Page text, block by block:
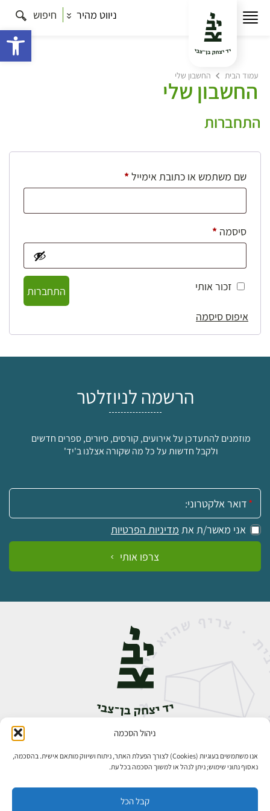
ניהול הסכמה
אנו משתמשים בעוגיות (Cookies) לצורך הפעלת האתר, ניתוח ושיווק מותאם אישית. בהסכמה,
נאסוף נתוני שימוש; ניתן לנהל או למשוך הסכמה בכל עת.
קבל הכל
ניווט מהיר חיפוש
עמוד הבית החשבון שלי
החשבון שלי
התחברות
שם משתמש או כתובת אימייל*חובה
סיסמה *חובה
זכור אותי
התחברות
איפוס סיסמה
הרשמה לניוזלטר
מוזמנים להתעדכן על אירועים, קורסים, סיורים, ספרים חדשים
ולקבל חדשות על כל מה שקורה אצלנו ב'יד'
אימייל:
אני מאשר/ת את מדיניות הפרטיות
צרפו אותי
אבן גבירול 14, רחביה, ירושלים